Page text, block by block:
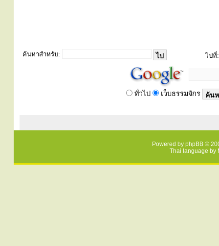
ค้นหาสำหรับ: ไปที่:
ทั่วไป เว็บธรรมจักร
Powered by phpBB ©
Thai language by